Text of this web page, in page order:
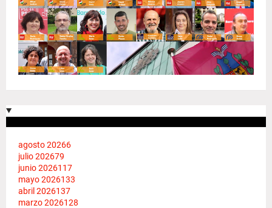
agosto 20266
julio 202679
junio 2026117
mayo 2026133
abril 2026137
marzo 2026128